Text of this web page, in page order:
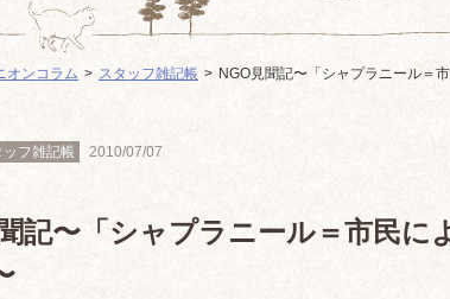
オンコラム スタッフ雑記帳 NGO見聞記〜「シャプラニール＝
ッフ雑記帳 2010/07/07
記〜「シャプラニール＝市民に